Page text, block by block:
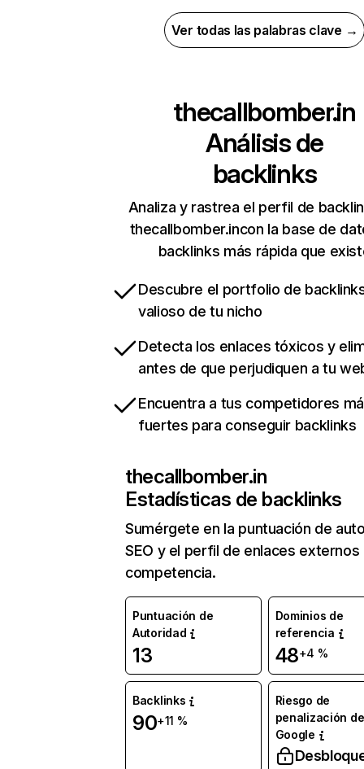
Ver todas las palabras clave →
thecallbomber.in
Análisis de
backlinks
Analiza y rastrea el perfil de
thecallbomber.incon la base de
backlinks más rápida que
Descubre el portfolio de
valioso de tu nicho
Detecta los enlaces tóxicos y
antes de que perjudiquen a tu
Encuentra a tus competidores
fuertes para conseguir backlinks
thecallbomber.in
Estadísticas de backlinks
Sumérgete en la puntuación de
SEO y el perfil de enlaces externos
competencia.
Puntuación de
Autoridad
13
Dominios de
referencia
48+4 %
Backlinks
90+11 %
Riesgo de
penalización de
Google